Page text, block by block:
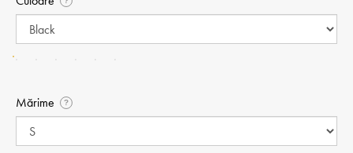
Mărime ?